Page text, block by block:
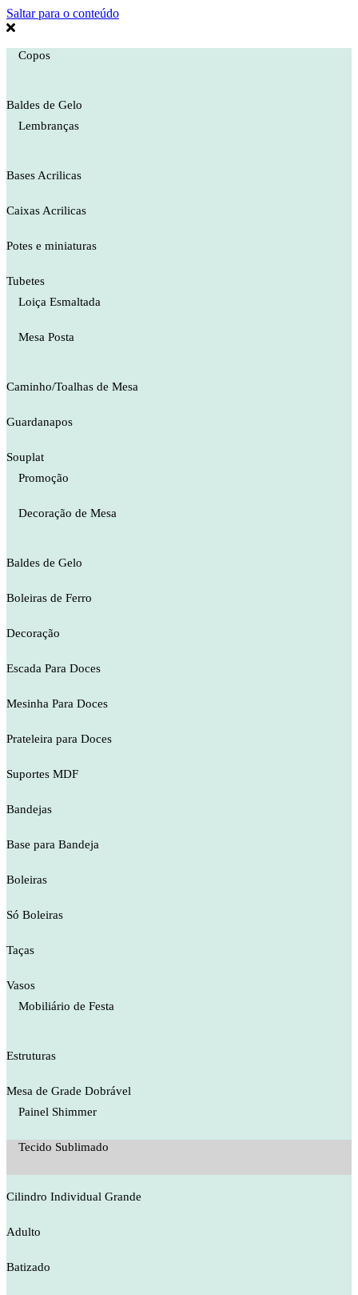
Saltar para o conteúdo
Copos
Baldes de Gelo
Lembranças
Bases Acrilicas
Caixas Acrilicas
Potes e miniaturas
Tubetes
Loiça Esmaltada
Mesa Posta
Caminho/Toalhas de Mesa
Guardanapos
Souplat
Promoção
Decoração de Mesa
Baldes de Gelo
Boleiras de Ferro
Decoração
Escada Para Doces
Mesinha Para Doces
Prateleira para Doces
Suportes MDF
Bandejas
Base para Bandeja
Boleiras
Só Boleiras
Taças
Vasos
Mobiliário de Festa
Estruturas
Mesa de Grade Dobrável
Painel Shimmer
Tecido Sublimado
Cilindro Individual Grande
Adulto
Batizado